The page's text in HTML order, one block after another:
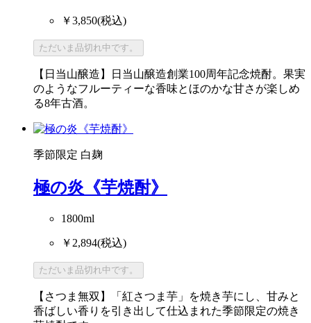
￥3,850(税込)
ただいま品切れ中です。
【日当山醸造】日当山醸造創業100周年記念焼酎。果実
のようなフルーティーな香味とほのかな甘さが楽しめ
る8年古酒。
季節限定 白麹
極の炎《芋焼酎》
1800ml
￥2,894(税込)
ただいま品切れ中です。
【さつま無双】「紅さつま芋」を焼き芋にし、甘みと
香ばしい香りを引き出して仕込まれた季節限定の焼き